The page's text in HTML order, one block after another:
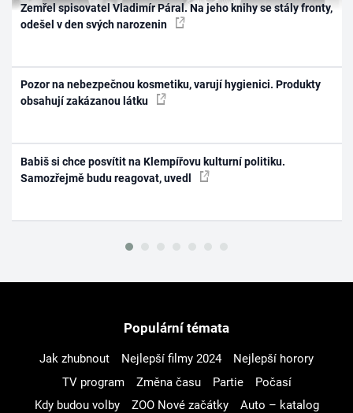
Zemřel spisovatel Vladimír Páral. Na jeho knihy se stály fronty,
odešel v den svých narozenin
Pozor na nebezpečnou kosmetiku, varují hygienici. Produkty
obsahují zakázanou látku
Babiš si chce posvítit na Klempířovu kulturní politiku.
Samozřejmě budu reagovat, uvedl
Populární témata
Jak zhubnout Nejlepší filmy 2024
Nejlepší horory
TV program
Změna času Partie
Počasí
Kdy budou volby
ZOO Nové začátky
Auto – katalog